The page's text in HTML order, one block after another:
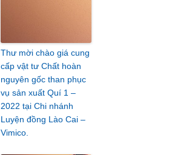
Thư mời chào giá cung
cấp vật tư Chất hoàn
nguyên gốc than phục
vụ sản xuất Quí 1 –
2022 tại Chi nhánh
Luyện đồng Lào Cai –
Vimico.